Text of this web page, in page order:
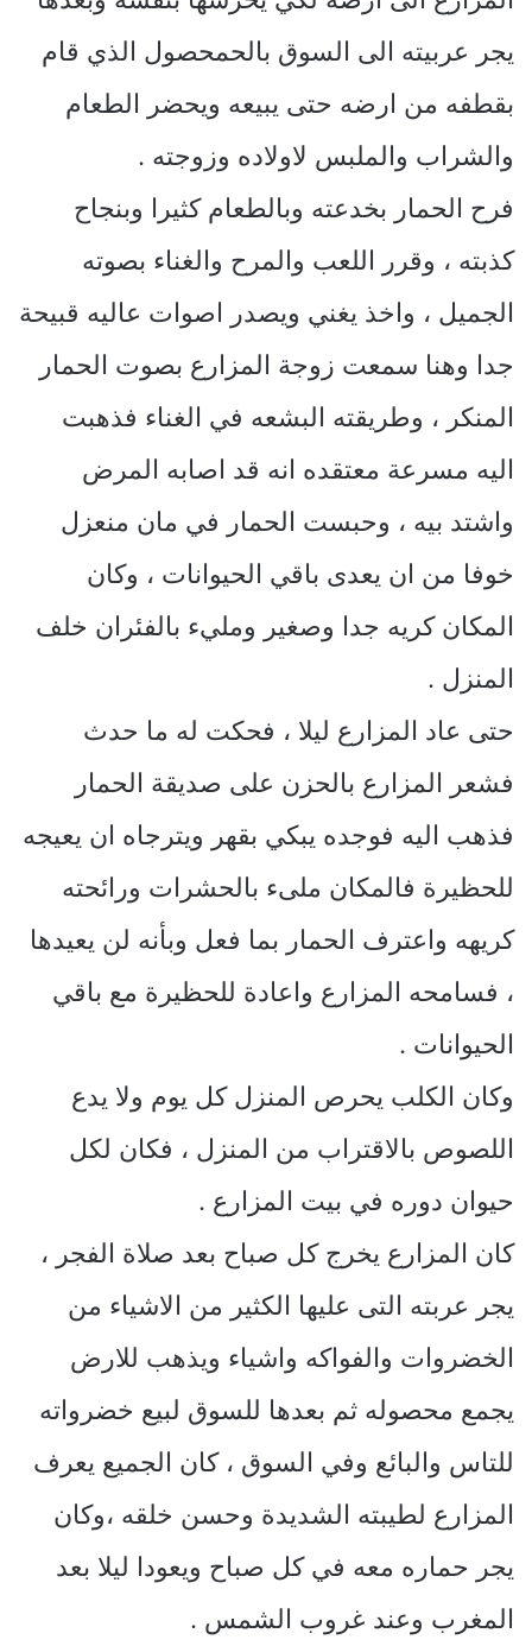
يجر عربيته الى السوق بالحمحصول الذي قام
بقطفه من ارضه حتى يبيعه ويحضر الطعام
والشراب والملبس لاولاده وزوجته .
فرح الحمار بخدعته وبالطعام كثيرا وبنجاح
كذبته ، وقرر اللعب والمرح والغناء بصوته
الجميل ، واخذ يغني ويصدر اصوات عاليه قبيحة
جدا وهنا سمعت زوجة المزارع بصوت الحمار
المنكر ، وطريقته البشعه في الغناء فذهبت
اليه مسرعة معتقده انه قد اصابه المرض
واشتد بيه ، وحبست الحمار في مان منعزل
خوفا من ان يعدى باقي الحيوانات ، وكان
المكان كريه جدا وصغير ومليء بالفئران خلف
المنزل .
حتى عاد المزارع ليلا ، فحكت له ما حدث
فشعر المزارع بالحزن على صديقة الحمار
فذهب اليه فوجده يبكي بقهر ويترجاه ان يعيجه
للحظيرة فالمكان ملىء بالحشرات ورائحته
كريهه واعترف الحمار بما فعل وبأنه لن يعيدها
، فسامحه المزارع واعادة للحظيرة مع باقي
الحيوانات .
وكان الكلب يحرص المنزل كل يوم ولا يدع
اللصوص بالاقتراب من المنزل ، فكان لكل
حيوان دوره في بيت المزارع .
كان المزارع يخرج كل صباح بعد صلاة الفجر ،
يجر عربته التى عليها الكثير من الاشياء من
الخضروات والفواكه واشياء ويذهب للارض
يجمع محصوله ثم بعدها للسوق لبيع خضرواته
للتاس والبائع وفي السوق ، كان الجميع يعرف
المزارع لطيبته الشديدة وحسن خلقه ،وكان
يجر حماره معه في كل صباح ويعودا ليلا بعد
المغرب وعند غروب الشمس .